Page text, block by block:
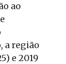
ao
a região
e 2019